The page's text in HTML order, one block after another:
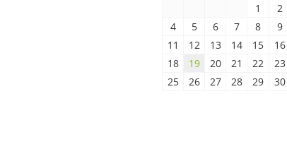
1 2
4
5 6 7 8 9
11
12 13 14 15 16
18
19 20 21 22 23
25
26 27 28 29 30